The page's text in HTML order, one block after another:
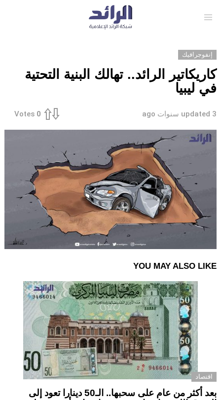
إنفوجرافيك
كاريكاتير الرائد.. تهالك البنية التحتية
في ليبيا
updated 3 سنوات ago 0
Votes
YOU MAY ALSO LIKE
اقتصاد
بعد أكثر من عام على سحبها.. الـ50 دينارا تعود إلى